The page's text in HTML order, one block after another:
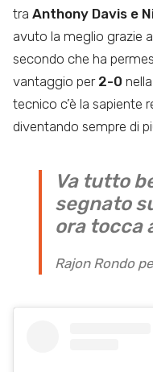
tra Anthony Davis e
avuto la meglio grazie
secondo che ha
vantaggio per 2-0
tecnico c’è la sapiente
diventando sempre di
Va tutto
segnato
ora tocca
Rajon Rondo